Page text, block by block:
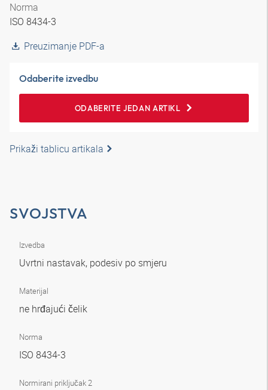
Norma
ISO 8434-3
Preuzimanje PDF-a
Odaberite izvedbu
ODABERITE JEDAN ARTIKL
Prikaži tablicu artikala
SVOJSTVA
Izvedba
Uvrtni nastavak, podesiv po smjeru
Materijal
ne hrđajući čelik
Norma
ISO 8434-3
Normirani priključak 2